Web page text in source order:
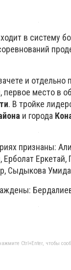
в систему
и отдельно
первое место в
. В тройке
и города
признаны:
Сыдыкова
Ctrl+Enter, чтобы